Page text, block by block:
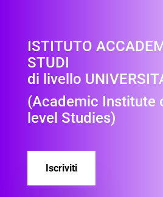
ISTITUTO
STUDI
di livello
(Academic Institute
level Studies)
Iscriviti